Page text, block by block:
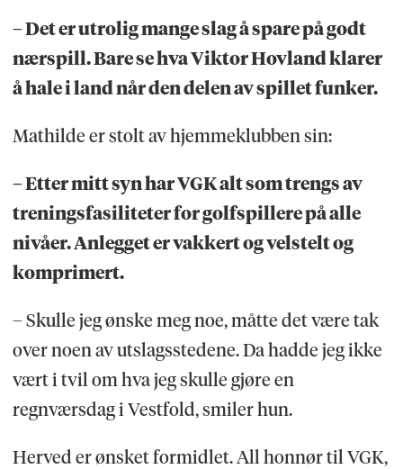
– Det er utrolig mange slag å spare på godt
nærspill. Bare se hva Viktor Hovland klarer
å hale i land når den delen av spillet funker.
Mathilde er stolt av hjemmeklubben sin:
– Etter mitt syn har VGK alt som trengs av
treningsfasiliteter for golfspillere på alle
nivåer. Anlegget er vakkert og velstelt og
komprimert.
– Skulle jeg ønske meg noe, måtte det være tak
over noen av utslagsstedene. Da hadde jeg ikke
vært i tvil om hva jeg skulle gjøre en
regnværsdag i Vestfold, smiler hun.
Herved er ønsket formidlet. All honnør til VGK,